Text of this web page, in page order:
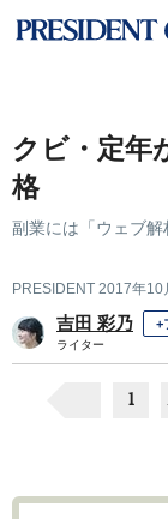
クビ・定年
格
副業には「ウェブ解
PRESIDENT 2017年10
吉田 彩乃 +
ライター
1